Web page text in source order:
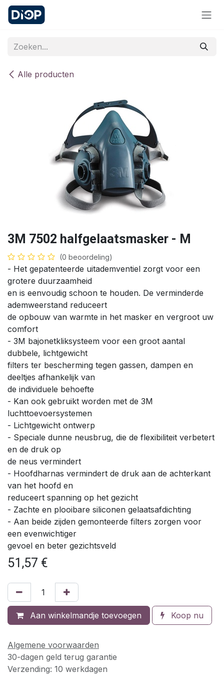
Overslaan naar inhoud
Alle producten
3M 7502 halfgelaatsmasker - M
(0 beoordeling)
- Het gepatenteerde uitademventiel zorgt voor een
grotere duurzaamheid
en is eenvoudig schoon te houden. De verminderde
ademweerstand reduceert
de opbouw van warmte in het masker en vergroot uw
comfort
- 3M bajonetkliksysteem voor een groot aantal
dubbele, lichtgewicht
filters ter bescherming tegen gassen, dampen en
deeltjes afhankelijk van
de individuele behoefte
- Kan ook gebruikt worden met de 3M
luchttoevoersystemen
- Lichtgewicht ontwerp
- Speciale dunne neusbrug, die de flexibiliteit verbetert
en de druk op
de neus vermindert
- Hoofdharnas vermindert de druk aan de achterkant
van het hoofd en
reduceert spanning op het gezicht
- Zachte en plooibare siliconen gelaatsafdichting
- Aan beide zijden gemonteerde filters zorgen voor
een evenwichtiger
gevoel en beter gezichtsveld
51,57 €
Aan winkelmandje toevoegen Koop nu
Algemene voorwaarden
30-dagen geld terug garantie
Verzending: 10 werkdagen